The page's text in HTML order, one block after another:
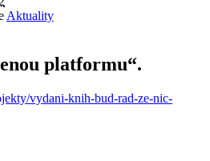
Aktuality
platformu“.
vydani-knih-bud-rad-ze-nic-